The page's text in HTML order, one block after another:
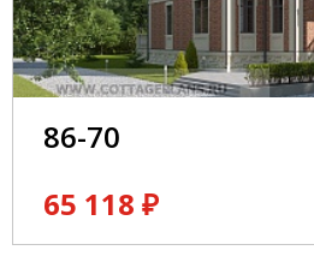
86-70
65 118 ₽